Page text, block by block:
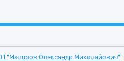
"Маляров Олександр Миколайович"